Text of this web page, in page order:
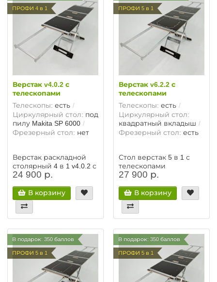
ПРОФИ 4 в 1
Верстак v4.0.2 с
телескопами
Телескопы: есть
Циркулярный стол: под
пилу Makita SP 6000
Фрезерный стол: нет
Верстак раскладной
столярный 4 в 1 v4.0.2 с
телескопами
24 900 р.
В корзину
ПРОФИ 5 в 1
Верстак v6.2.2 с
телескопами
Телескопы: есть
Циркулярный стол:
квадратный вкладыш
Фрезерный стол: есть
Стол верстак 5 в 1 с
телескопами
27 900 р.
В корзину
В подарок: 350 баллов
ПРОФИ 5 в 1
В подарок: 350 баллов
ПРОФИ 5 в 1